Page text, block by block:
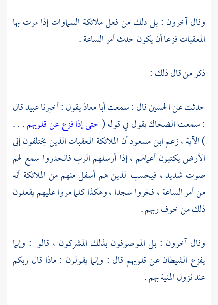
وقال آخرون : بل ذلك من فعل ملائكة السماوات إذا مرت بها
المعقبات فزعا أن يكون حدث أمر الساعة .
ذكر من قال ذلك :
حدثت عنالحسينقال : سمعتأبا معاذيقول : أخبرناعبيدقال
: سمعتالضحاكيقول في قوله (حتى إذا فزع عن قلوبهم. . .
) الآية ، زعمابن مسعودأن الملائكة المعقبات الذين يختلفون إلى
الأرض يكتبون أعمالهم ، إذا أرسلهم الرب فانحدروا سمع لهم
صوت شديد ، فيحسب الذين هم أسفل منهم من الملائكة أنه
من أمر الساعة ، فخروا سجدا ، وهكذا كلما مروا عليهم يفعلون
ذلك من خوف ربهم .
وقال آخرون : بل الموصوفون بذلك المشركون ، قالوا : وإنما
يفزع الشيطان عن قلوبهم قال : وإنما يقولون : ماذا قال ربكم
عند نزول المنية بهم .